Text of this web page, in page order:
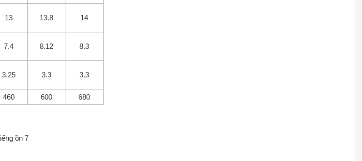
13 13.8 14
7.4 8.12 8.3
3.25 3.3 3.3
460 600 680